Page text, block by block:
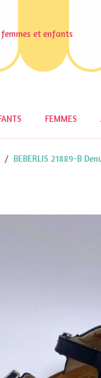
et enfants
FEMMES
BEBERLIS 21889-B